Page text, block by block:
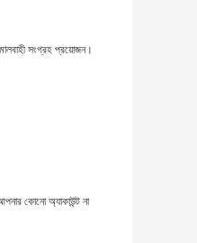
সংগ্রহ প্রয়োজন।
কোনো অ্যাকাউন্ট না